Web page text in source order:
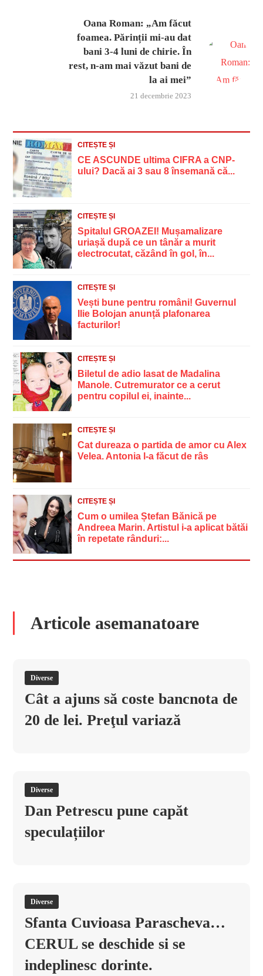
Oana Roman: „Am făcut
foamea. Părinții mi-au dat
bani 3-4 luni de chirie. În
rest, n-am mai văzut bani de
la ai mei”
21 decembrie 2023
CITEȘTE ȘI
CE ASCUNDE ultima CIFRA a CNP-
ului? Dacă ai 3 sau 8 însemană că...
CITEȘTE ȘI
Spitalul GROAZEI! Mușamalizare
uriașă după ce un tânăr a murit
electrocutat, căzând în gol, în...
CITEȘTE ȘI
Vești bune pentru români! Guvernul
Ilie Bolojan anunță plafonarea
facturilor!
CITEȘTE ȘI
Biletul de adio lasat de Madalina
Manole. Cutremurator ce a cerut
pentru copilul ei, inainte...
CITEȘTE ȘI
Cat dureaza o partida de amor cu Alex
Velea. Antonia l-a făcut de râs
CITEȘTE ȘI
Cum o umilea Ștefan Bănică pe
Andreea Marin. Artistul i-a aplicat bătăi
în repetate rânduri:...
Articole asemanatoare
Diverse
Cât a ajuns să coste bancnota de
20 de lei. Preţul variază
Diverse
Dan Petrescu pune capăt
speculațiilor
Diverse
Sfanta Cuvioasa Parascheva…
CERUL se deschide si se
indeplinesc dorinte.